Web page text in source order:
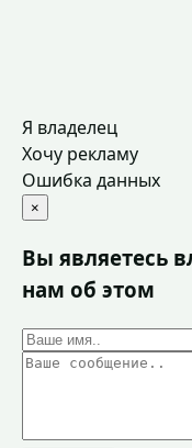
Я владелец
Хочу рекламу
Ошибка данных
×
Вы являетесь
нам об этом